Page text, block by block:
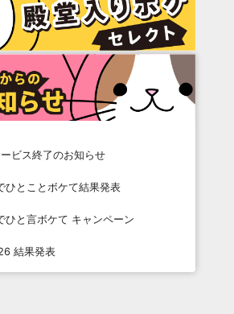
ビス終了のお知らせ
ひとことボケて結果発表
ひと言ボケて キャンペーン
結果発表